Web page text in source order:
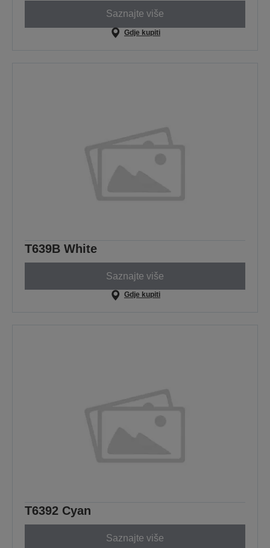
Saznajte više
Gdje kupiti
T639B White
Saznajte više
Gdje kupiti
T6392 Cyan
Saznajte više